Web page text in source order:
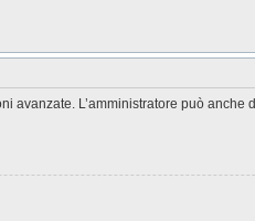
L’amministratore può